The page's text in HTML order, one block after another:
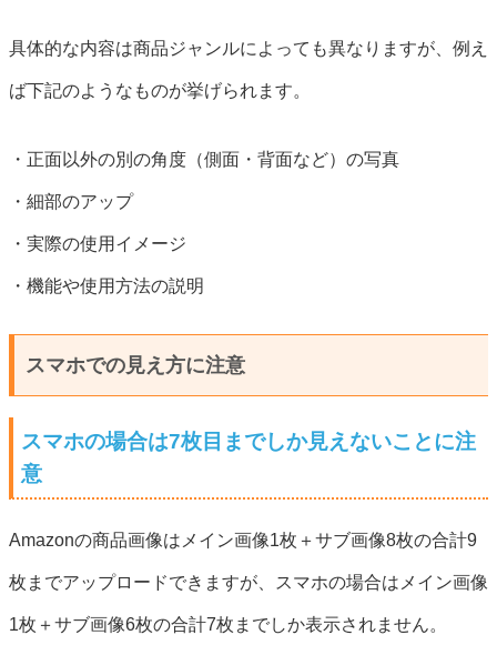
具体的な内容は商品ジャンルによっても異なりますが、例え
ば下記のようなものが挙げられます。
・正面以外の別の角度（側面・背面など）の写真
・細部のアップ
・実際の使用イメージ
・機能や使用方法の説明
スマホでの見え方に注意
スマホの場合は7枚目までしか見えないことに注
意
Amazonの商品画像はメイン画像1枚＋サブ画像8枚の合計9
枚までアップロードできますが、スマホの場合はメイン画像
1枚＋サブ画像6枚の合計7枚までしか表示されません。